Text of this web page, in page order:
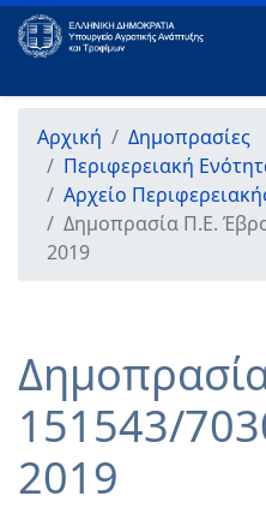
Αρχική
Δημοπρασίες
Περιφερειακή
Αρχείο
Δημοπρασία Π.Ε.
2019
151543/
2019